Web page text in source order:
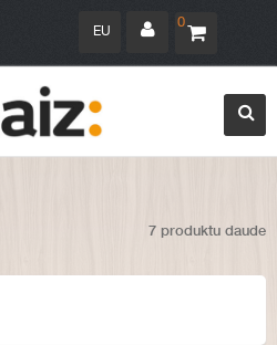
0
EU
7 produktu daude